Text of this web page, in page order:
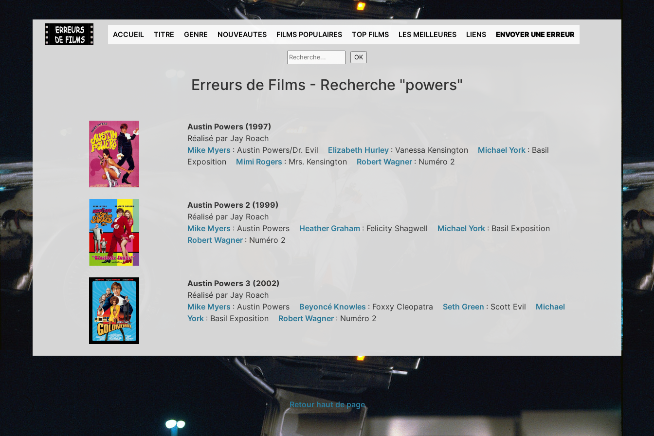
ACCUEIL TITRE GENRE NOUVEAUTES FILMS POPULAIRES TOP FILMS LES MEILLEURES LIENS ENVOYER UNE ERREUR
Erreurs de Films - Recherche "powers"
Austin Powers (1997)
Réalisé par Jay Roach
Mike Myers : Austin Powers/Dr. Evil Elizabeth Hurley : Vanessa Kensington Michael York : Basil
Exposition Mimi Rogers : Mrs. Kensington Robert Wagner : Numéro 2
Austin Powers 2 (1999)
Réalisé par Jay Roach
Mike Myers : Austin Powers Heather Graham : Felicity Shagwell Michael York : Basil Exposition
Robert Wagner : Numéro 2
Austin Powers 3 (2002)
Réalisé par Jay Roach
Mike Myers : Austin Powers Beyoncé Knowles : Foxxy Cleopatra Seth Green : Scott Evil Michael
York : Basil Exposition Robert Wagner : Numéro 2
Retour haut de page